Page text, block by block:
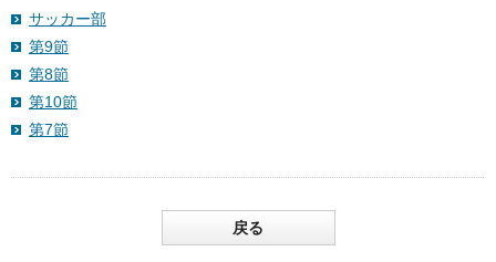
サッカー部
第9節
第8節
第10節
第7節
戻る